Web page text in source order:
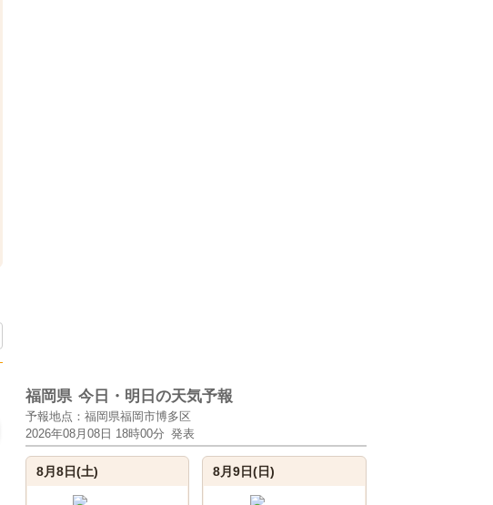
福岡県 今日・明日の天気予報
予報地点：福岡県福岡市博多区
2026年08月08日 18時00分 発表
8月8日(土) 8月9日(日)